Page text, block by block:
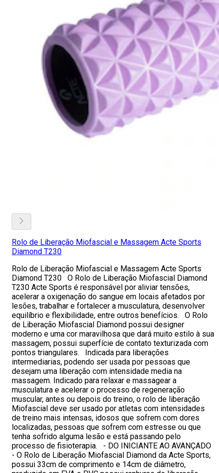
Rolo de Liberação Miofascial e Massagem Acte Sports
Diamond T230
Rolo de Liberação Miofascial e Massagem Acte Sports
Diamond T230 O Rolo de Liberação Miofascial Diamond
T230 Acte Sports é responsável por aliviar tensões,
acelerar a oxigenação do sangue em locais afetados por
lesões, trabalhar e fortalecer a musculatura, desenvolver
equilíbrio e flexibilidade, entre outros benefícios. O Rolo
de Liberação Miofascial Diamond possui designer
moderno e uma cor maravilhosa que dará muito estilo à sua
massagem, possui superfície de contato texturizada com
pontos triangulares. Indicada para liberações
intermediarias, podendo ser usada por pessoas que
desejam uma liberação com intensidade media na
massagem. Indicado para relaxar e massagear a
musculatura e acelerar o processo de regeneração
muscular, antes ou depois do treino, o rolo de liberação
Miofascial deve ser usado por atletas com intensidades
de treino mais intensas, idosos que sofrem com dores
localizadas, pessoas que sofrem com estresse ou que
tenha sofrido alguma lesão e está passando pelo
processo de fisioterapia. - DO INICIANTE AO AVANÇADO
- O Rolo de Liberação Miofascial Diamond da Acte Sports,
possui 33cm de comprimento e 14cm de diâmetro,